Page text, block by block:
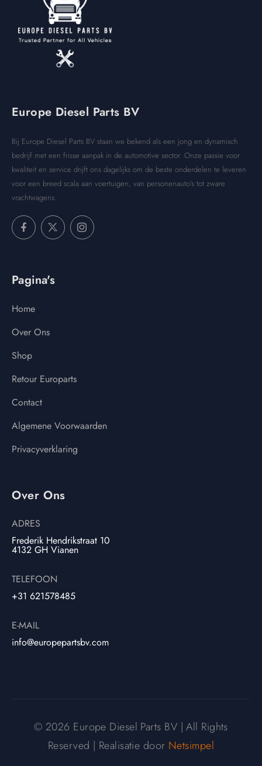
Europe Diesel Parts BV
Bij Europe Diesel Parts BV staan we bekend als een jong en dynamisch
bedrijf met een frisse aanpak in de automotive sector. Onze passie voor
kwaliteit en service drijft ons dagelijks om de beste onderdelen te leveren
voor een breed scala aan voertuigen, van personenauto’s tot zware
vrachtwagens.
Pagina's
Home
Over Ons
Shop
Retour Europarts
Contact
Algemene Voorwaarden
Privacyverklaring
Over Ons
ADRES
Frederik Hendrikstraat 10
4132 GH Vianen
TELEFOON
+31 621578485
E-MAIL
info@europepartsbv.com
© 2026 Europe Diesel Parts BV | All Rights
Reserved | Realisatie door Netsimpel